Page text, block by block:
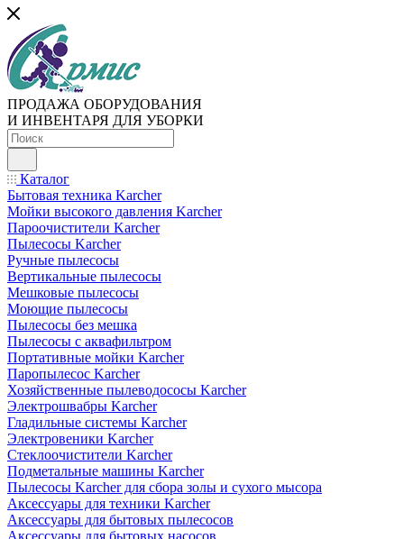
ПРОДАЖА ОБОРУДОВАНИЯ
И ИНВЕНТАРЯ ДЛЯ УБОРКИ
Каталог
Бытовая техника Karcher
Мойки высокого давления Karcher
Пароочистители Karcher
Пылесосы Karcher
Ручные пылесосы
Вертикальные пылесосы
Мешковые пылесосы
Моющие пылесосы
Пылесосы без мешка
Пылесосы с аквафильтром
Портативные мойки Karcher
Паропылесос Karcher
Хозяйственные пылеводососы Karcher
Электрошвабры Karcher
Гладильные системы Karcher
Электровеники Karcher
Стеклоочистители Karcher
Подметальные машины Karcher
Пылесосы Karcher для сбора золы и сухого мысора
Аксессуары для техники Karcher
Аксессуары для бытовых пылесосов
Аксессуары для бытовых насосов